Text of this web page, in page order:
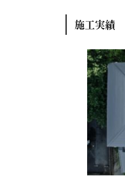
施工実績